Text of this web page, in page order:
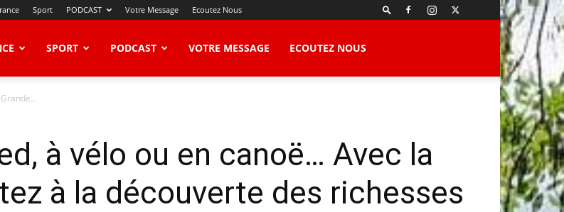
Sport PODCAST Votre Message Ecoutez Nous
SPORT PODCAST VOTRE MESSAGE ECOUTEZ NOUS
à vélo ou en canoë… Avec la
à la découverte des richesses